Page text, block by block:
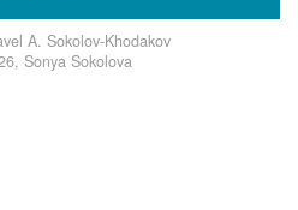
A. Sokolov-Khodakov
Sonya Sokolova